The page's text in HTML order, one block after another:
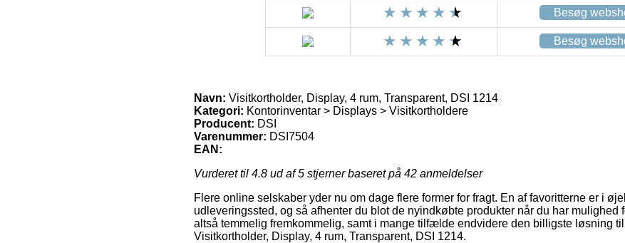
Besøg
Besøg
Navn: Visitkortholder, Display, 4 rum, Transparent, DSI 1214
Kategori: Kontorinventar > Displays > Visitkortholdere
Producent: DSI
Varenummer: DSI7504
EAN:
Vurderet til 4.8 ud af 5 stjerner baseret på 42 anmeldelser
Flere online selskaber yder nu om dage flere former for fragt. En af favoritterne er i
udleveringssted, og så afhenter du blot de nyindkøbte produkter når du har mulighed
altså temmelig fremkommelig, samt i mange tilfælde endvidere den billigste løsning
Visitkortholder, Display, 4 rum, Transparent, DSI 1214.